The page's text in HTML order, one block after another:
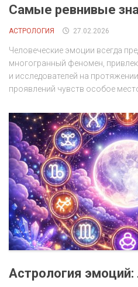
Самые ревнивые
АСТРОЛОГИЯ 27.02.2026
Человеческие эмоции всегда
многогранный феномен,
и исследователей на
проявлений чувств особое
Астрология эмоций: